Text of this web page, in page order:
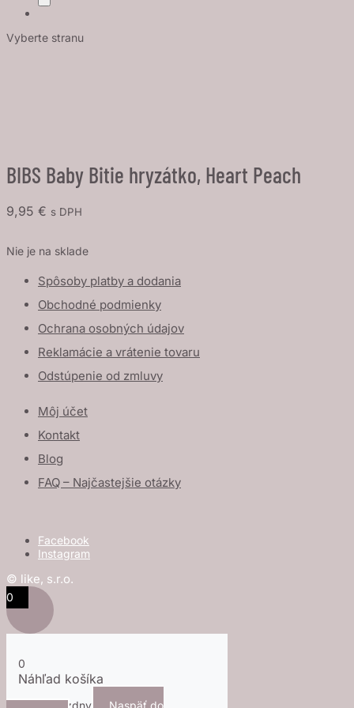
Vyberte stranu
BIBS Baby Bitie hryzátko, Heart Peach
9,95 € s DPH
Nie je na sklade
Spôsoby platby a dodania
Obchodné podmienky
Ochrana osobných údajov
Reklamácie a vrátenie tovaru
Odstúpenie od zmluvy
Môj účet
Kontakt
Blog
FAQ – Najčastejšie otázky
Facebook
Instagram
© like, s.r.o.
0
0
Náhľad košíka